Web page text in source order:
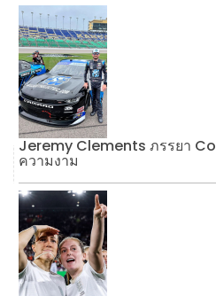
Jeremy Clements ภรรยา
ความงาม